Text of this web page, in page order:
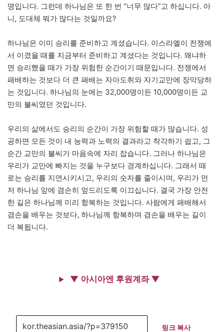
명입니다. 그런데 하나님은 또 한 번 “너무 많다”고 하십니다. 아
니, 도대체 뭐가 많다는 것일까요?
하나님은 이미 승리를 준비하고 계셨습니다. 이스라엘이 전쟁에
서 이겼을 때를 지금부터 준비하고 계셨다는 것입니다. 왜냐하
면 승리했을 때가 가장 위험한 순간이기 때문입니다. 전쟁에서
패배하는 것보다 더 큰 패배는 자아도취와 자기교만에 장악당하
는 것입니다. 하나님의 눈에는 32,000명이든 10,000명이든 교
만의 불씨였던 것입니다.
우리의 삶에서도 승리의 순간이 가장 위험할 때가 많습니다. 성
공하면 모든 것이 내 능력과 노력의 결과라고 착각하기 쉽고, 그
순간 교만의 불씨가 마음속에 자리 잡습니다. 그러나 하나님은
우리가 교만에 빠지는 것을 누구보다 경계하십니다. 그래서 때
로는 승리를 지연시키시고, 우리의 숫자를 줄이시며, 우리가 먼
저 하나님 앞에 겸손히 엎드리도록 이끄십니다. 결국 가장 안전
한 길은 하나님께 미리 항복하는 것입니다. 사람에게 패배해서
겸손을 배우는 것보다, 하나님께 항복하며 겸손을 배우는 길이
더 복됩니다.
▼ 아시아엔 후원계좌 ▼
링크 복사